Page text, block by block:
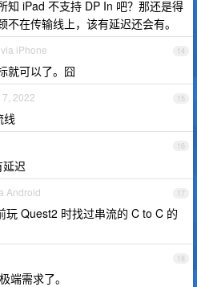
知 iPad 不支持 DP In 吧？那还是得
在传输线上，该有延迟还会有。
14
iPhone
就可以了。囧
15
7, 2022
线
16
延迟
17
Android
玩 Quest2 时找过串流的 C to C 的
18
端需求了。